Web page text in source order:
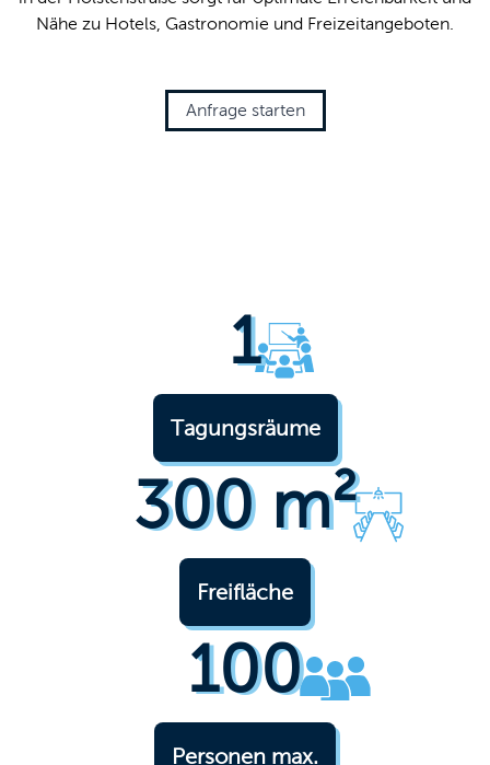
Nähe zu Hotels, Gastronomie und Freizeitangeboten.
Anfrage starten
1
Tagungsräume
300 m²
Freifläche
100
Personen max.